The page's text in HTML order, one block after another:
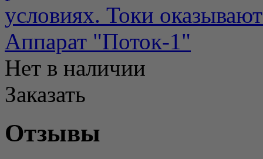
условиях. Токи
Аппарат "Поток-1"
Нет в наличии
Заказать
Отзывы